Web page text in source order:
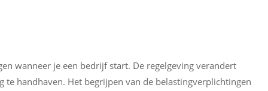
wanneer je een bedrijf start. De regelgeving verandert
handhaven. Het begrijpen van de belastingverplichtingen